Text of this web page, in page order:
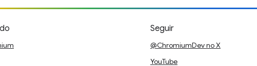
Seguir
@ChromiumDev no X
YouTube